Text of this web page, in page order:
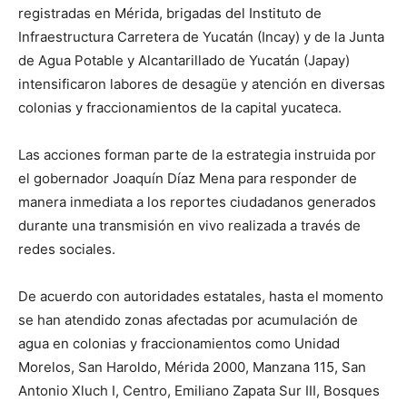
registradas en Mérida, brigadas del Instituto de
Infraestructura Carretera de Yucatán (Incay) y de la Junta
de Agua Potable y Alcantarillado de Yucatán (Japay)
intensificaron labores de desagüe y atención en diversas
colonias y fraccionamientos de la capital yucateca.
Las acciones forman parte de la estrategia instruida por
el gobernador Joaquín Díaz Mena para responder de
manera inmediata a los reportes ciudadanos generados
durante una transmisión en vivo realizada a través de
redes sociales.
De acuerdo con autoridades estatales, hasta el momento
se han atendido zonas afectadas por acumulación de
agua en colonias y fraccionamientos como Unidad
Morelos, San Haroldo, Mérida 2000, Manzana 115, San
Antonio Xluch I, Centro, Emiliano Zapata Sur III, Bosques